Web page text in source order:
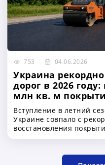
753 04.06.2026
Украина
дорог в 2026
млн кв. м
трассах
международных
маршрутах
Вступление в летний
Украине совпало с
восстановления
автомагистралях
2026 года на